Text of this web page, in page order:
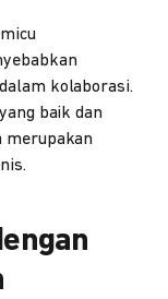
kolaborasi.
baik dan
merupakan